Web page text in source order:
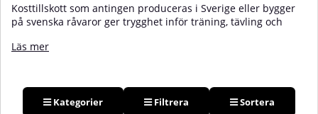
Kosttillskott som antingen produceras i Sverige eller bygger
på svenska råvaror ger trygghet inför träning, tävling och
tävlande atleter hittar här produkter med spårbar råvara,
ekologiska ingredienser, är vanliga i denna kategori.
Produktionen följer strikta bransch­standarder och kontroller.
Läs mer
Kategorier Filtrera Sortera